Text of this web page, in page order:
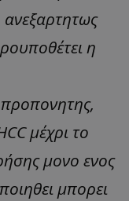
ανεξαρτητως
η
μέχρι το
μονο ενος
μπορει